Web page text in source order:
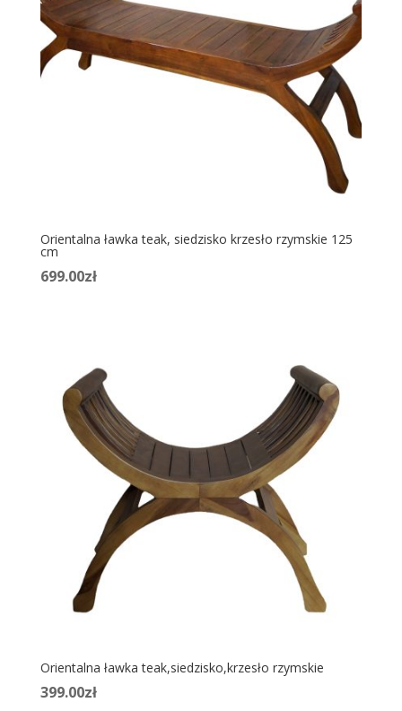
Orientalna ławka teak, siedzisko krzesło rzymskie 125
cm
699.00zł
Orientalna ławka teak,siedzisko,krzesło rzymskie
399.00zł